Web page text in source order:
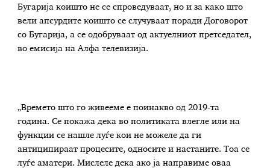
Бугарија коишто не се спроведуваат, но и за како што
вели апсурдите коишто се случуваат поради Договорот
со Бугарија, а се одобруваат од актуелниот претседател,
во емисија на Алфа телевизија.
„Времето што го живееме е поинакво од 2019-та
година. Се покажа дека во политиката влегле или на
функции се нашле луѓе кои не можеле да ги
антиципираат процесите, односите и настаните. Тоа се
луѓе аматери. Мислеле дека ако ја направиме оваа